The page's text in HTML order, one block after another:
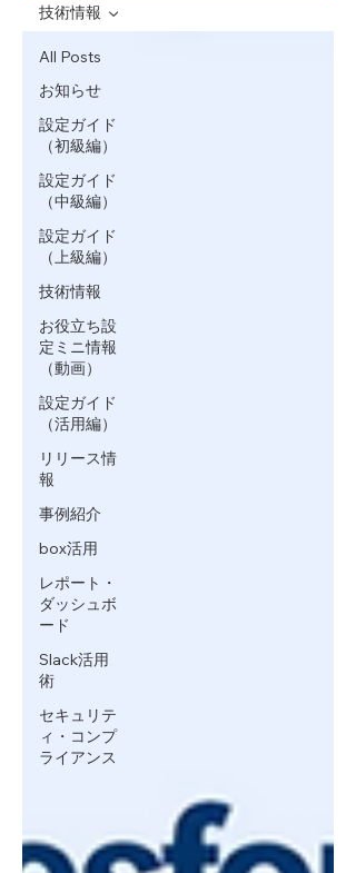
All Posts
お知らせ
設定ガイド
（初級編）
設定ガイド
（中級編）
設定ガイド
（上級編）
技術情報
お役立ち設
定ミニ情報
（動画）
設定ガイド
（活用編）
リリース情
報
事例紹介
box活用
レポート・
ダッシュボ
ード
Slack活用
術
セキュリテ
ィ・コンプ
ライアンス
技術情報